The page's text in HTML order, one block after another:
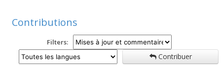
Contributions
Filters:
Contribuer